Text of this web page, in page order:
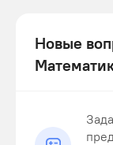
Новые